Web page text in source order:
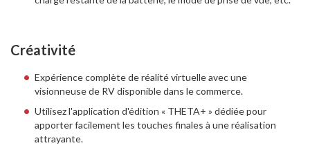
Créativité
Expérience complète de réalité virtuelle avec une
visionneuse de RV disponible dans le commerce.
Utilisez l'application d'édition « THETA+ » dédiée pour
apporter facilement les touches finales à une réalisation
attrayante.